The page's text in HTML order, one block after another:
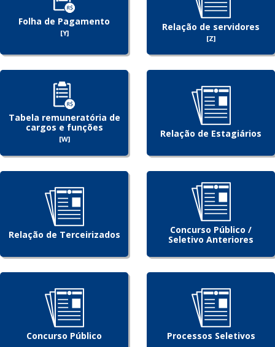
Folha de Pagamento
[Y]
Relação de servidores
[Z]
Tabela remuneratória de
cargos e funções
[W] Relação de Estagiários
Relação de Terceirizados
Concurso Público /
Seletivo Anteriores
Concurso Público Processos Seletivos